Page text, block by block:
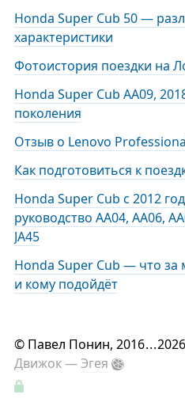
Honda Super Cub 50 —
характеристики
Фотоистория поездки на
Honda Super Cub AA09,
поколения
Отзыв о Lenovo
Как подготовиться к
Honda Super Cub с 2012
руководство AA04, AA06,
JA45
Honda Super Cub — что
и кому подойдёт
© Павел Понин, 2016...2026
Движок —Эгея